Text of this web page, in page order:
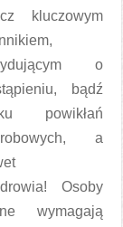
kluczowym
o
bądź
powikłań
a
Osoby
wymagają